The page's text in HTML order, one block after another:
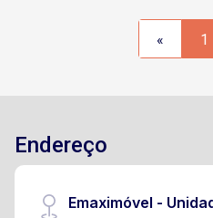
« 1
Endereço
Emaximóvel -